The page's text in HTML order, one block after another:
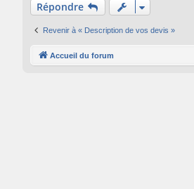
Répondre
Revenir à « Description de vos devis »
Accueil du forum